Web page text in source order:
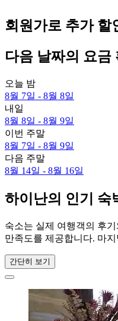
회원가로 추가 할
다음 날짜의 요금
오늘 밤
8월 7일 - 8월 8일
내일
8월 8일 - 8월 9일
이번 주말
8월 7일 - 8월 9일
다음 주말
8월 14일 - 8월 16일
하이난의 인기 숙
숙소는 실제 여행객의 후
만족도를 제공합니다. 마
간단히 보기